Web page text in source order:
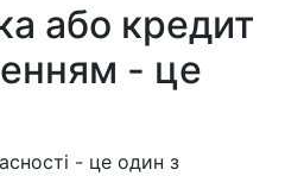
або кредит
- це
- це один з